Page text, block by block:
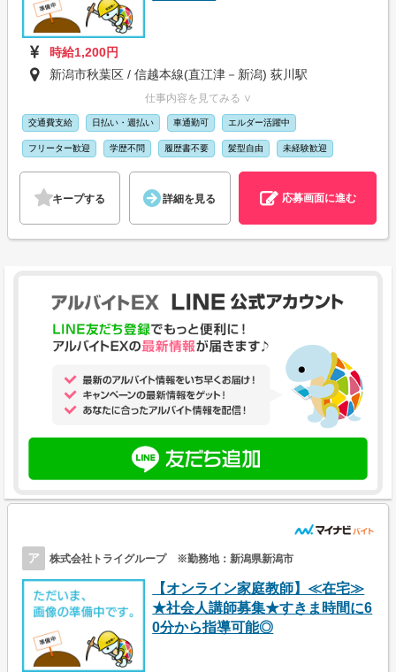
時給1,200円
新潟市秋葉区 / 信越本線(直江津－新潟) 荻川駅
仕事内容を見てみる ∨
交通費支給 日払い・週払い 車通勤可 エルダー活躍中
フリーター歓迎 学歴不問 履歴書不要 髪型自由 未経験歓迎
キープする 詳細を見る 応募画面に進む
ア 株式会社トライグループ ※勤務地：新潟県新潟市
【オンライン家庭教師】≪在宅≫
★社会人講師募集★すきま時間に6
0分から指導可能◎